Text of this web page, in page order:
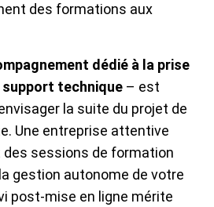
des formations aux
dédié à la prise
support technique – est
la suite du projet de
Une entreprise attentive
sessions de formation
gestion autonome de votre
post-mise en ligne mérite